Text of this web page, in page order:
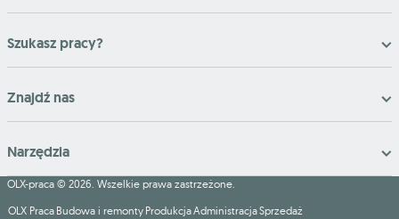
Szukasz pracy?
Znajdź nas
Narzędzia
OLX-praca © 2026. Wszelkie prawa zastrzeżone.
OLX Praca Budowa i remonty ProdukcjaAdministracjaSprzedaż